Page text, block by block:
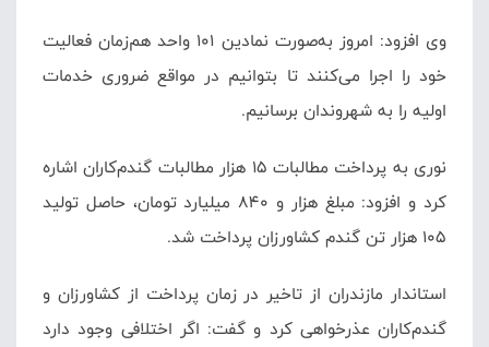
وی افزود: امروز به‌صورت نمادین ۱۰۱ واحد هم‌زمان فعالیت
خود را اجرا می‌کنند تا بتوانیم در مواقع ضروری خدمات
اولیه را به شهروندان برسانیم.
نوری به پرداخت مطالبات ۱۵ هزار مطالبات گندم‌کاران اشاره
کرد و افزود: مبلغ هزار و ۸۴۰ میلیارد تومان، حاصل تولید
۱۰۵ هزار تن گندم کشاورزان پرداخت شد.
استاندار مازندران از تاخیر در زمان پرداخت از کشاورزان و
گندم‌کاران عذرخواهی کرد و گفت: اگر اختلافی وجود دارد